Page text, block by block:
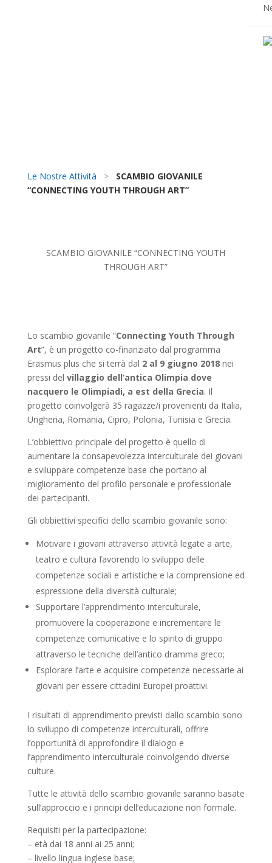
Le Nostre Attività >
SCAMBIO GIOVANILE
“CONNECTING YOUTH THROUGH ART”
SCAMBIO GIOVANILE “CONNECTING YOUTH
THROUGH ART”
Lo scambio giovanile “Connecting Youth Through
Art”, è un progetto co-finanziato dal programma
Erasmus plus che si terrà dal 2 al 9 giugno 2018nei
pressi del villaggio dell’antica Olimpia dove
nacquero le Olimpiadi, a est della Grecia. Il
progetto coinvolgerà 35 ragazze/i provenienti da Italia,
Ungheria, Romania, Cipro, Polonia, Tunisia e Grecia.
L’obbiettivo principale del progetto è quello di
aumentare la consapevolezza interculturale dei giovani
e sviluppare competenze base che portano al
miglioramento del profilo personale e professionale
dei partecipanti.
Gli obbiettivi specifici dello scambio giovanile sono:
Motivare i giovani attraverso attività legate a arte,
teatro e cultura favorendo lo sviluppo delle
competenze sociali e artistiche e la comprensione ed
espressione della diversità culturale;
Supportare l’apprendimento interculturale,
promuovere la cooperazione e incrementare le
competenze comunicative e lo spirito di gruppo
attraverso le tecniche dell’antico dramma greco;
Esplorare l’arte e acquisire competenze necessarie ai
giovani per essere cittadini Europei proattivi.
I risultati di apprendimento previsti dallo scambio sono
lo sviluppo di competenze interculturali, offrire
l’opportunità di approfondire il dialogo e
l’apprendimento interculturale coinvolgendo diverse
culture.
Tutte le attività dello scambio giovanile saranno basate
sull’approccio e i principi dell’educazione non formale.
Requisiti per la partecipazione:
– età dai 18 anni ai 25 anni;
– livello lingua inglese base;